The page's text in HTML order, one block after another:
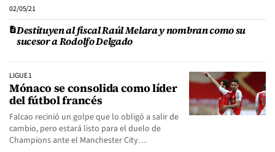
02/05/21
Destituyen al fiscal Raúl Melara y nombran como su
sucesor a Rodolfo Delgado
LIGUE 1
Mónaco se consolida como líder
del fútbol francés
Falcao recinió un golpe que lo obligó a salir de
cambio, pero estará listo para el duelo de
Champions ante el Manchester City…